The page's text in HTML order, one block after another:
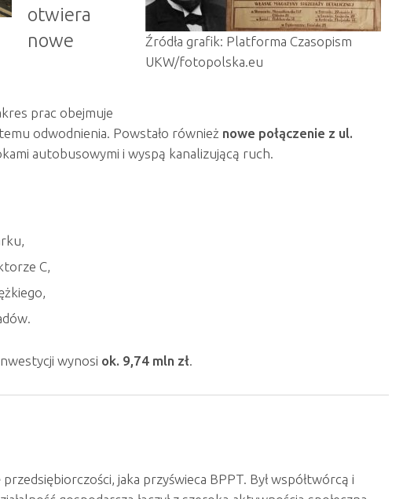
Źródła grafik: Platforma Czasopism
UKW/fotopolska.eu
otwiera
nowe
prac obejmuje
odwodnienia. Powstało również nowe połączenie z ul.
autobusowymi i wyspą kanalizującą ruch.
C,
wynosi ok. 9,74 mln zł.
jaka przyświeca BPPT. Był współtwórcą i